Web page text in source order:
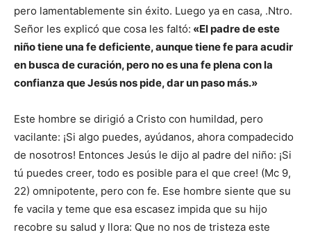
pero lamentablemente sin éxito. Luego ya en casa, .Ntro.
Señor les explicó que cosa les faltó: «El padre de este
niño tiene una fe deficiente, aunque tiene fe para acudir
en busca de curación, pero no es una fe plena con la
confianza que Jesús nos pide, dar un paso más.»
Este hombre se dirigió a Cristo con humildad, pero
vacilante: ¡Si algo puedes, ayúdanos, ahora compadecido
de nosotros! Entonces Jesús le dijo al padre del niño: ¡Si
tú puedes creer, todo es posible para el que cree! (Mc 9,
22) omnipotente, pero con fe. Ese hombre siente que su
fe vacila y teme que esa escasez impida que su hijo
recobre su salud y llora: Que no nos de tristeza este